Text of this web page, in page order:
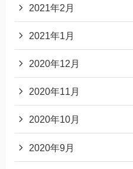
2021年2月
2021年1月
2020年12月
2020年11月
2020年10月
2020年9月